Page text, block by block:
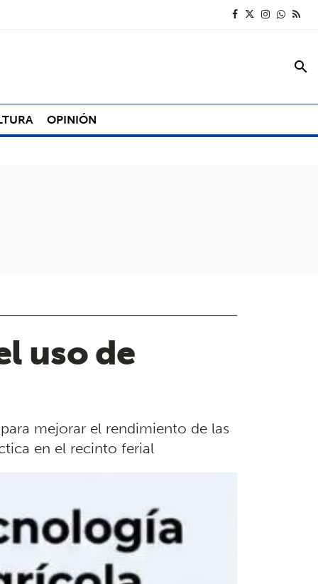
search
OPINIÓN
uso de
mejorar el rendimiento de las
en el recinto ferial